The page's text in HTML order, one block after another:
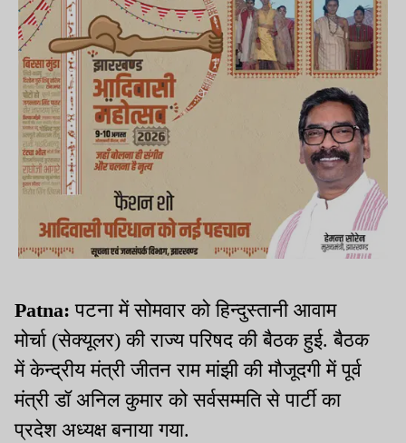
Patna: पटना में सोमवार को हिन्दुस्तानी आवाम
मोर्चा (सेक्यूलर) की राज्य परिषद की बैठक हुई. बैठक
में केन्द्रीय मंत्री जीतन राम मांझी की मौजूदगी में पूर्व
मंत्री डॉ अनिल कुमार को सर्वसम्मति से पार्टी का
प्रदेश अध्यक्ष बनाया गया.